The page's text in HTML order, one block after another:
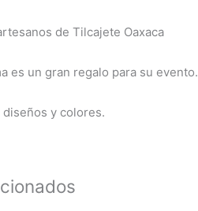
de Tilcajete Oaxaca
es un gran regalo para su evento.
y colores.